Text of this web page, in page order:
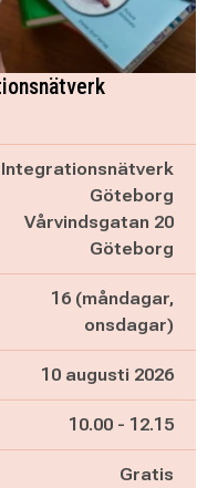
Integrationsnätverk
Göteborg
Vårvindsgatan 20
Göteborg
16 (måndagar,
onsdagar)
10 augusti 2026
Pågår mellan
10.00 - och
12.15
Gratis